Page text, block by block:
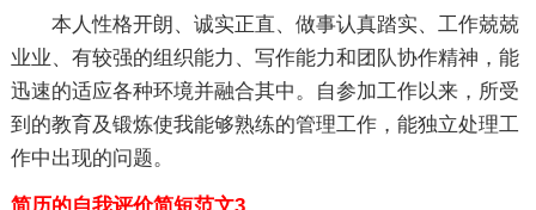
本人性格开朗、诚实正直、做事认真踏实、工作兢兢
业业、有较强的组织能力、写作能力和团队协作精神，能
迅速的适应各种环境并融合其中。自参加工作以来，所受
到的教育及锻炼使我能够熟练的管理工作，能独立处理工
作中出现的问题。